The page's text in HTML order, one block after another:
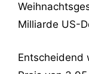
Milliarde US-
Entscheidend